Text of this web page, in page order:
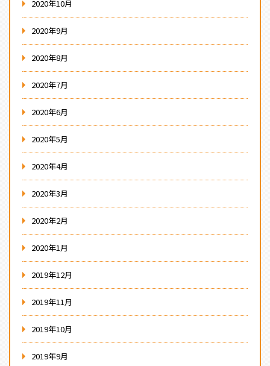
2020年10月
2020年9月
2020年8月
2020年7月
2020年6月
2020年5月
2020年4月
2020年3月
2020年2月
2020年1月
2019年12月
2019年11月
2019年10月
2019年9月